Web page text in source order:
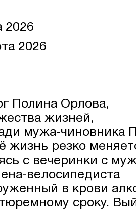
2026
2026
Полина Орлова,
жизней,
мужа-чиновника
жизнь резко
с вечеринки с
велосипедиста
в крови
сроку.